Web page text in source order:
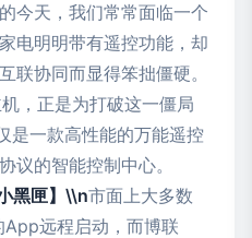
今天，我们常常面临一个
电明明带有遥控功能，却
联协同而显得笨拙僵硬。
，正是为打破这一僵局
是一款高性能的万能遥控
议的智能控制中心。
黑匣】\\n市面上大多数
App远程启动，而博联